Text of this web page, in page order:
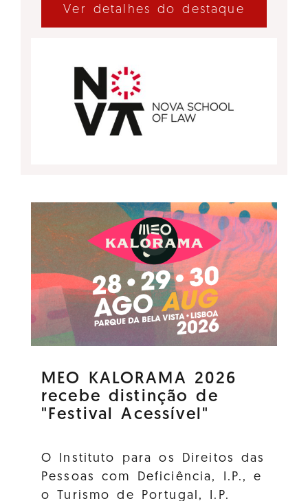
Ver detalhes do destaque
MEO KALORAMA 2026
recebe distinção de
"Festival Acessível"
O Instituto para os Direitos das
Pessoas com Deficiência, I.P., e
o Turismo de Portugal, I.P.